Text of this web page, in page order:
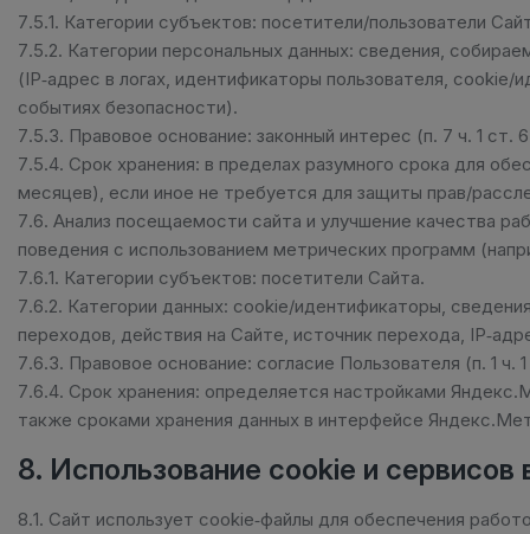
7.5.1. Категории субъектов: посетители/пользователи
7.5.2. Категории персональных данных: сведения,
(IP‑адрес в логах, идентификаторы пользователя,
событиях безопасности).
7.5.3. Правовое основание: законный интерес (п. 7 ч. 1
7.5.4. Срок хранения: в пределах разумного срока для
месяцев), если иное не требуется для защиты прав/
7.6. Анализ посещаемости сайта и улучшение качества
поведения с использованием метрических программ
7.6.1. Категории субъектов: посетители Сайта.
7.6.2. Категории данных: cookie/идентификаторы,
переходов, действия на Сайте, источник перехода,
7.6.3. Правовое основание: согласие Пользователя (п. 1 ч.
7.6.4. Срок хранения: определяется настройками
также сроками хранения данных в интерфейсе
8. Использование cookie и
8.1. Сайт использует cookie‑файлы для обеспечения